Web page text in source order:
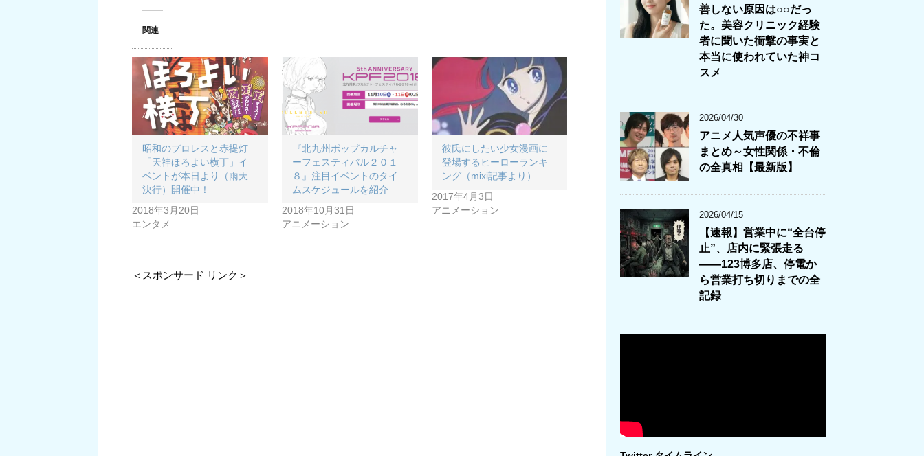
関連
昭和のプロレスと赤提灯
「天神ほろよい横丁」イ
ベントが本日より（雨天
決行）開催中！
2018年3月20日
エンタメ
『北九州ポップカルチャ
ーフェスティバル２０１
８』注目イベントのタイ
ムスケジュールを紹介
2018年10月31日
アニメーション
彼氏にしたい少女漫画に
登場するヒーローランキ
ング（mixi記事より）
2017年4月3日
アニメーション
＜スポンサード リンク＞
善しない原因は○○だっ
た。美容クリニック経験
者に聞いた衝撃の事実と
本当に使われていた神コ
スメ
2026/04/30
アニメ人気声優の不祥事
まとめ～女性関係・不倫
の全真相【最新版】
2026/04/15
【速報】営業中に“全台停
止”、店内に緊張走る
――123博多店、停電か
ら営業打ち切りまでの全
記録